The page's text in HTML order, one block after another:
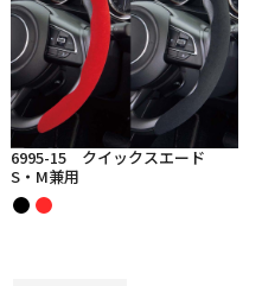
6995-15 クイックスエード
S・M兼用